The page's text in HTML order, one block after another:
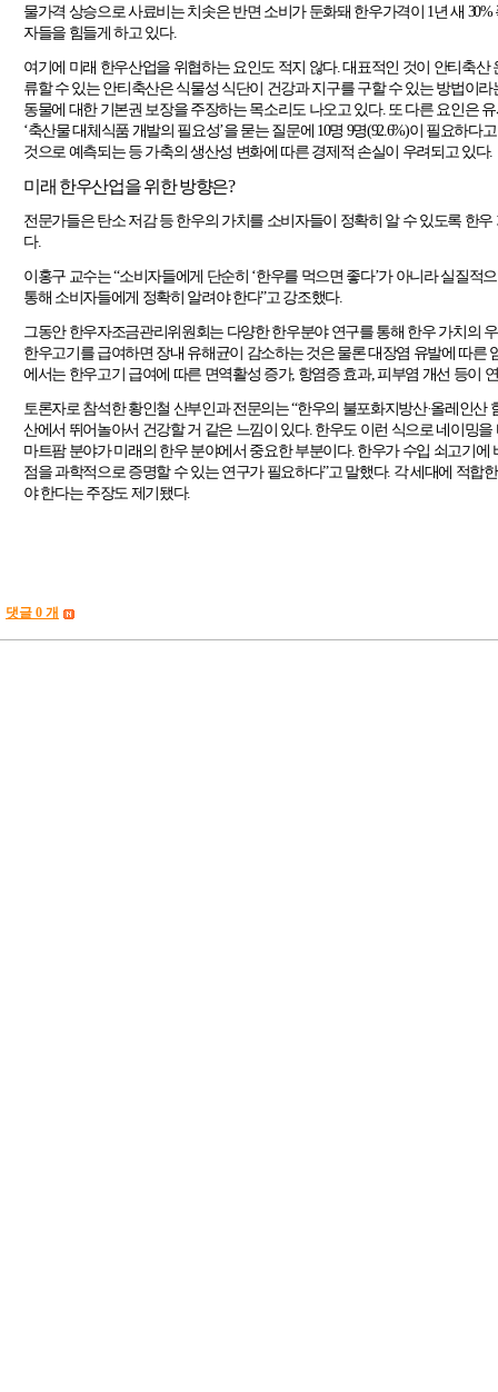
물가격 상승으로 사료비는 치솟은 반면 소비가 둔화돼 한우가격이 1년 새 30%
자들을 힘들게 하고 있다.
여기에 미래 한우산업을 위협하는 요인도 적지 않다.대표적인 것이 안티축산
류할 수 있는 안티축산은 식물성 식단이 건강과 지구를 구할 수 있는 방법이
동물에 대한 기본권 보장을 주장하는 목소리도 나오고 있다. 또 다른 요인은
‘축산물 대체식품 개발의 필요성’을 묻는 질문에 10명 9명(92.6%)이 필요하다
것으로 예측되는 등 가축의 생산성 변화에 따른 경제적 손실이 우려되고 있다.
미래 한우산업을 위한 방향은?
전문가들은 탄소 저감 등 한우의 가치를 소비자들이 정확히 알 수 있도록 한
다.
이홍구 교수는“소비자들에게 단순히 ‘한우를 먹으면 좋다’가 아니라 실질적
통해 소비자들에게 정확히 알려야 한다”고 강조했다.
그동안 한우자조금관리위원회는 다양한 한우분야 연구를 통해 한우 가치의
한우고기를 급여하면 장내 유해균이 감소하는 것은 물론 대장염 유발에 따른
에서는 한우고기 급여에 따른 면역활성 증가, 항염증 효과,피부염 개선 등이
토론자로 참석한 황인철 산부인과 전문의는“한우의 불포화지방산·올레인산
산에서 뛰어놀아서 건강할 거 같은 느낌이 있다. 한우도 이런 식으로 네이밍
마트팜 분야가 미래의 한우 분야에서 중요한 부분이다. 한우가 수입 쇠고기에
점을 과학적으로 증명할 수 있는 연구가 필요하다”고 말했다. 각 세대에 적합
야 한다는 주장도 제기됐다.
댓글 0 개